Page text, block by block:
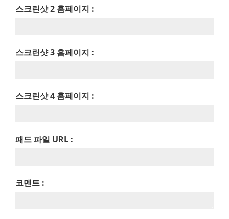
스크린샷 2 홈페이지 :
스크린샷 3 홈페이지 :
스크린샷 4 홈페이지 :
패드 파일 URL :
코멘트 :